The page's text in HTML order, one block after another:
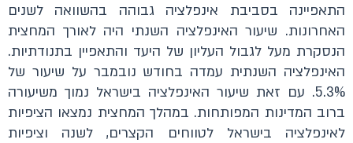
התאפיינה בסביבת אינפלציה גבוהה בהשוואה לשנים
האחרונות. שיעור האינפלציה השנתי היה לאורך המחצית
הנסקרת מעל לגבול העליון של היעד והתאפיין בתנודתיות.
האינפלציה השנתית עמדה בחודש נובמבר על שיעור של
5.3%. עם זאת שיעור האינפלציה בישראל נמוך משיעורה
ברוב המדינות המפותחות. במהלך המחצית נמצאו הציפיות
לאינפלציה בישראל לטווחים הקצרים, לשנה וציפיות